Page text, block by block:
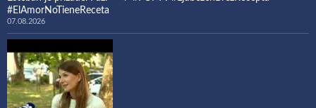
#ElAmorNoTieneReceta
07.08.2026